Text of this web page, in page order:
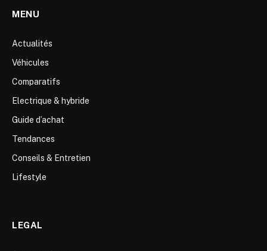
MENU
Actualités
Véhicules
Comparatifs
Electrique & hybride
Guide d’achat
Tendances
Conseils & Entretien
Lifestyle
LEGAL